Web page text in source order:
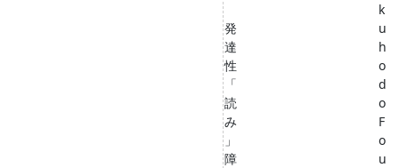
発
達
性
「
読
み
」
障
k
u
h
o
d
o
F
o
u